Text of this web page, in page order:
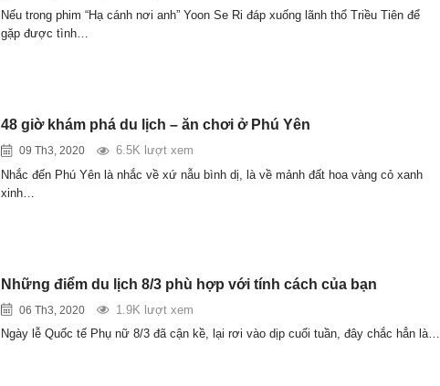
Nếu trong phim “Hạ cánh nơi anh” Yoon Se Ri đáp xuống lãnh thổ Triều Tiên để
gặp được tình…
48 giờ khám phá du lịch – ăn chơi ở Phú Yên
09 Th3, 2020
6.5K lượt xem
Nhắc đến Phú Yên là nhắc về xứ nẫu bình dị, là về mảnh đất hoa vàng cỏ xanh
xinh…
Những điểm du lịch 8/3 phù hợp với tính cách của bạn
06 Th3, 2020
1.9K lượt xem
Ngày lễ Quốc tế Phụ nữ 8/3 đã cận kề, lại rơi vào dịp cuối tuần, đây chắc hẳn là…